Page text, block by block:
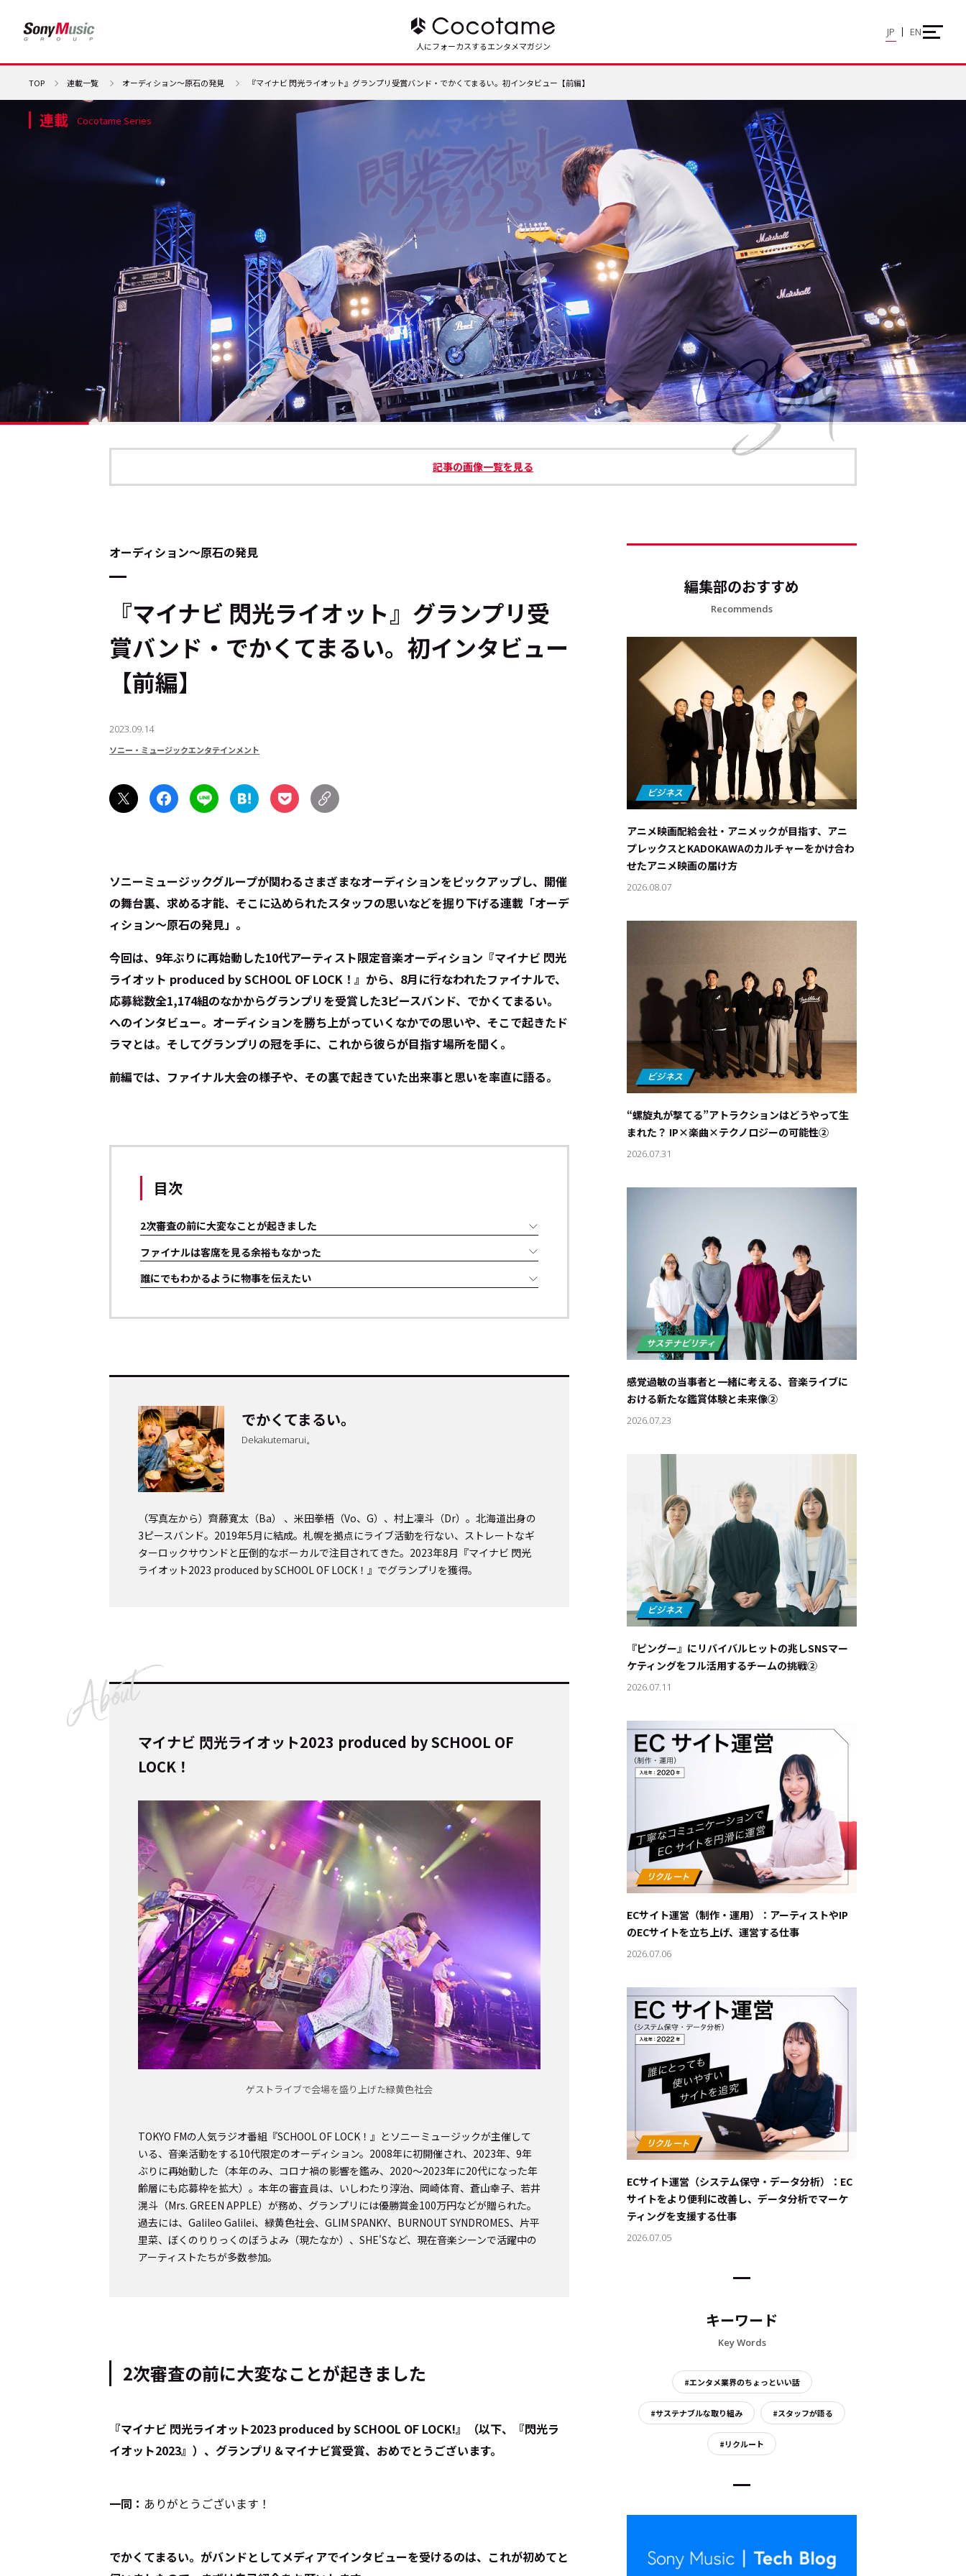
トップ Top
記事一覧 Articles
キーワード：
#エンタメ業界のちょっといい話
#サステナブルな取り組み #スタッフが語る
#リクルート
運営会社 プライバシーポリシー 本サイトご利用にあたって Cookie Settings
人にフォーカスするエンタメマガジン
JP EN
TOP 連載一覧 オーディション～原石の発見 『マイナビ 閃光ライオット』グランプリ受賞バンド・でかくてまるい。初インタビュー【前編】
連載 Cocotame Series
記事の画像一覧を見る
オーディション～原石の発見
『マイナビ 閃光ライオット』グランプリ受
賞バンド・でかくてまるい。初インタビュー
【前編】
2023.09.14
ソニー・ミュージックエンタテインメント
ソニーミュージックグループが関わるさまざまなオーディションをピックアップし、開催
の舞台裏、求める才能、そこに込められたスタッフの思いなどを掘り下げる連載「オーデ
ィション～原石の発見」。
今回は、9年ぶりに再始動した10代アーティスト限定音楽オーディション『マイナビ 閃光
ライオット produced by SCHOOL OF LOCK！』から、8月に行なわれたファイナルで、
応募総数全1,174組のなかからグランプリを受賞した3ピースバンド、でかくてまるい。
へのインタビュー。オーディションを勝ち上がっていくなかでの思いや、そこで起きたド
ラマとは。そしてグランプリの冠を手に、これから彼らが目指す場所を聞く。
前編では、ファイナル大会の様子や、その裏で起きていた出来事と思いを率直に語る。
目次
2次審査の前に大変なことが起きました
ファイナルは客席を見る余裕もなかった
誰にでもわかるように物事を伝えたい
でかくてまるい。
Dekakutemarui。
（写真左から）齊藤寛太（Ba） 、米田拳梧（Vo、G）、村上凜斗（Dr）。北海道出身の
3ピースバンド。2019年5月に結成。札幌を拠点にライブ活動を行ない、ストレートなギ
ターロックサウンドと圧倒的なボーカルで注目されてきた。2023年8月『マイナビ 閃光
ライオット2023 produced by SCHOOL OF LOCK！』でグランプリを獲得。
マイナビ 閃光ライオット2023 produced by SCHOOL OF
LOCK！
ゲストライブで会場を盛り上げた緑黄色社会
TOKYO FMの人気ラジオ番組『SCHOOL OF LOCK！』とソニーミュージックが主催して
いる、音楽活動をする10代限定のオーディション。2008年に初開催され、2023年、9年
ぶりに再始動した（本年のみ、コロナ禍の影響を鑑み、2020～2023年に20代になった年
齢層にも応募枠を拡大）。本年の審査員は、いしわたり淳治、岡崎体育、蒼山幸子、若井
滉斗（Mrs. GREEN APPLE）が務め、グランプリには優勝賞金100万円などが贈られた。
過去には、Galileo Galilei、緑黄色社会、GLIM SPANKY、BURNOUT SYNDROMES、片平
里菜、ぼくのりりっくのぼうよみ（現たなか）、SHE'Sなど、現在音楽シーンで活躍中の
アーティストたちが多数参加。
2次審査の前に大変なことが起きました
――『マイナビ 閃光ライオット2023 produced by SCHOOL OF LOCK!』（以下、『閃光ラ
イオット2023』）、グランプリ＆マイナビ賞受賞、おめでとうございます。
一同： ありがとうございます！
――でかくてまるい。がバンドとしてメディアでインタビューを受けるのは、これが初めてと
編集部のおすすめ
Recommends
アニメ映画配給会社・アニメックが目指す、アニ
プレックスとKADOKAWAのカルチャーをかけ合わ
せたアニメ映画の届け方
2026.08.07
“螺旋丸が撃てる”アトラクションはどうやって生
まれた？ IP×楽曲×テクノロジーの可能性②
2026.07.31
感覚過敏の当事者と一緒に考える、音楽ライブに
おける新たな鑑賞体験と未来像②
2026.07.23
『ピングー』にリバイバルヒットの兆し――SNSマー
ケティングをフル活用するチームの挑戦②
2026.07.11
ECサイト運営（制作・運用）：アーティストやIP
のECサイトを立ち上げ、運営する仕事
2026.07.06
ECサイト運営（システム保守・データ分析）：EC
サイトをより便利に改善し、データ分析でマーケ
ティングを支援する仕事
2026.07.05
キーワード
Key Words
#エンタメ業界のちょっといい話
#サステナブルな取り組み #スタッフが語る
#リクルート